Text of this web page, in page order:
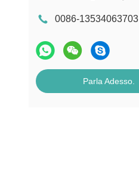
0086-13534063703
Parla Adesso.